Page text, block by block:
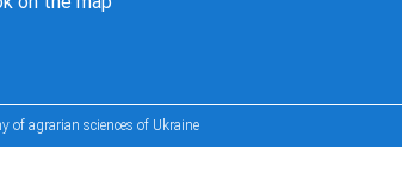
agrarian sciences of Ukraine